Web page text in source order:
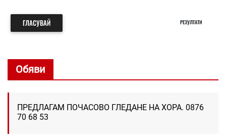
ГЛАСУВАЙ РЕЗУЛТАТИ
Обяви
ПРЕДЛАГАМ ПОЧАСОВО ГЛЕДАНЕ НА ХОРА. 0876
70 68 53